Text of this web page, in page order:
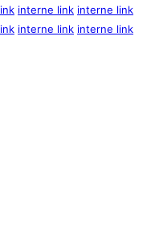
interne link interne link
interne link interne link